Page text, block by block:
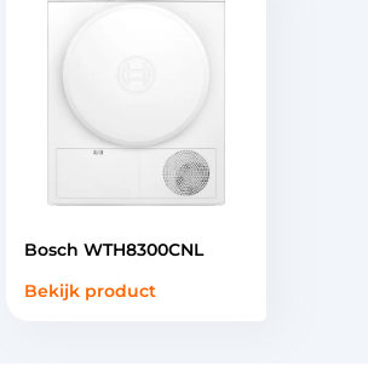
Bosch WTH8300CNL
Bekijk product